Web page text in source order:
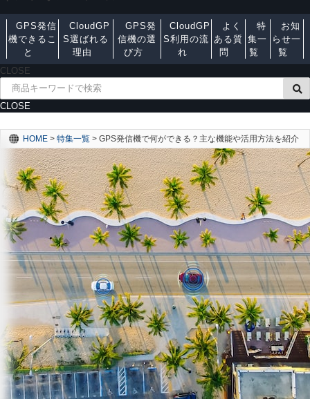
GPS発信
機できるこ
と
CloudGP
S選ばれる
理由
GPS発
信機の選
び方
CloudGP
S利用の流
れ
よく
ある質
問
特
集一
覧
お知
らせ一
覧
CLOSE
CLOSE
HOME > 特集一覧 > GPS発信機で何ができる？主な機能や活用方法を紹介